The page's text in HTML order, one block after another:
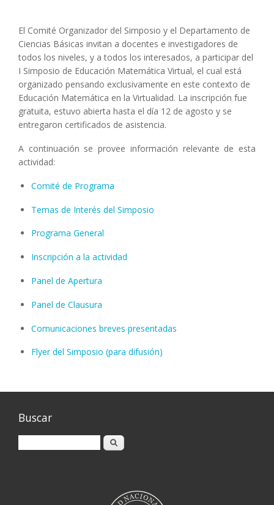
El Comité Organizador del Simposio y el Departamento de
Ciencias Básicas invitan a docentes e investigadores de
todos los niveles, y a todos los interesados, a participar del
I Simposio de Educación Matemática Virtual, el cual está
organizado pensando exclusivamente en este contexto de
Educación Matemática en la Virtualidad. La inscripción fue
gratuita, estuvo abierta hasta el día 12 de agosto y se
entregaron certificados de asistencia.
A continuación se provee información relevante de esta
actividad:
Comité de Programa
Temas de Interés del Simposio
Programa General
Inscripción a la actividad
Panel de Apertura
Panel de Clausura
Comunicaciones breves presentadas
Flyer del Simposio (para difusión)
Buscar
Buscar